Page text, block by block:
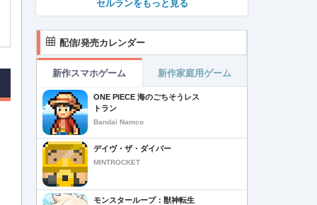
セルランをもっと見る
配信/発売カレンダー
新作スマホゲーム 新作家庭用ゲーム
ONE PIECE 海のごちそうレス
トラン
Bandai Namco
デイヴ・ザ・ダイバー
MINTROCKET
モンスターループ：獣神転生